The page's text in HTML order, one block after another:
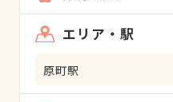
エリア・駅
原町駅